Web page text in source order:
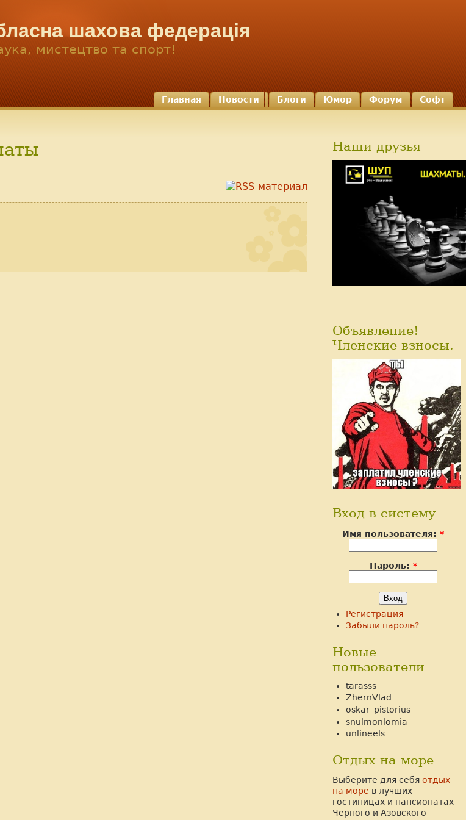
шахова федерація
мистецтво та спорт!
Главная Новости Блоги Юмор Форум Софт
Наши друзья
Объявление!
Членские взносы.
Вход в систему
Имя пользователя: *
Пароль: *
Регистрация
Забыли пароль?
Новые
пользователи
tarasss
ZhernVlad
oskar_pistorius
snulmonlomia
unlineels
Отдых на море
Выберите для себя отдых
на море в лучших
гостиницах и пансионатах
Черного и Азовского